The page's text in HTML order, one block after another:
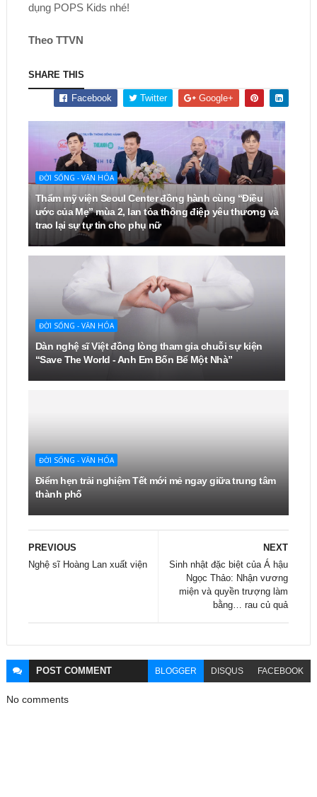
dụng POPS Kids nhé!
Theo TTVN
SHARE THIS
Facebook Twitter Google+
ĐỜI SỐNG - VĂN HÓA
Thẩm mỹ viện Seoul Center đồng hành cùng “Điều
ước của Mẹ” mùa 2, lan tỏa thông điệp yêu thương và
trao lại sự tự tin cho phụ nữ
ĐỜI SỐNG - VĂN HÓA
Dàn nghệ sĩ Việt đồng lòng tham gia chuỗi sự kiện
“Save The World - Anh Em Bốn Bể Một Nhà”
ĐỜI SỐNG - VĂN HÓA
Điểm hẹn trải nghiệm Tết mới mẻ ngay giữa trung tâm
thành phố
NEXT
Sinh nhật đặc biệt của Á hậu
Ngọc Thảo: Nhận vương
miện và quyền trượng làm
bằng… rau củ quả
PREVIOUS
Nghệ sĩ Hoàng Lan xuất viện
POST COMMENT BLOGGER DISQUS FACEBOOK
No comments